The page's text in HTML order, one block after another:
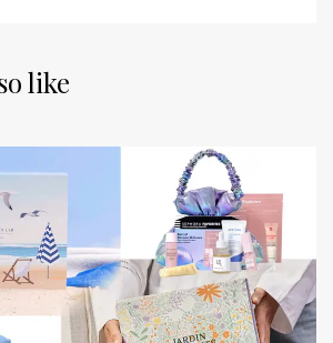
like